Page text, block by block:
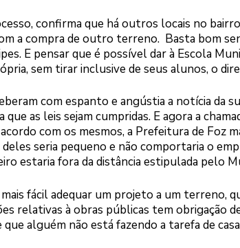
confirma que há outros locais no bairro
a compra de outro terreno. Basta bom
E pensar que é possível dar à Escola
sem tirar inclusive de seus alunos, o
com espanto e angústia a notícia da
as leis sejam cumpridas. E agora a
com os mesmos, a Prefeitura de Foz
seria pequeno e não comportaria o
estaria fora da distância estipulada pelo
fácil adequar um projeto a um terreno,
relativas à obras públicas tem obrigação
alguém não está fazendo a tarefa de